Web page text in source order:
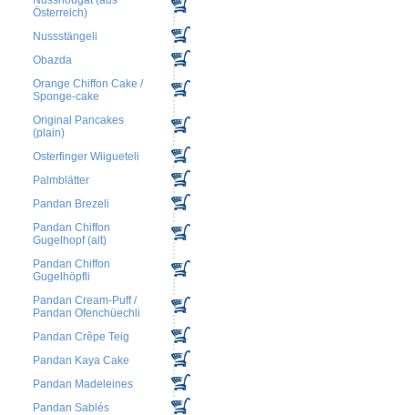
Österreich)
Nussstängeli
Obazda
Orange Chiffon Cake /
Sponge-cake
Original Pancakes
(plain)
Osterfinger Wiigueteli
Palmblätter
Pandan Brezeli
Pandan Chiffon
Gugelhopf (alt)
Pandan Chiffon
Gugelhöpfli
Pandan Cream-Puff /
Pandan Ofenchüechli
Pandan Crêpe Teig
Pandan Kaya Cake
Pandan Madeleines
Pandan Sablés